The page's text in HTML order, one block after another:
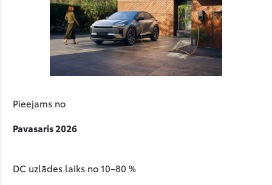
Pieejams no
Pavasaris 2026
DC uzlādes laiks no 10–80 %